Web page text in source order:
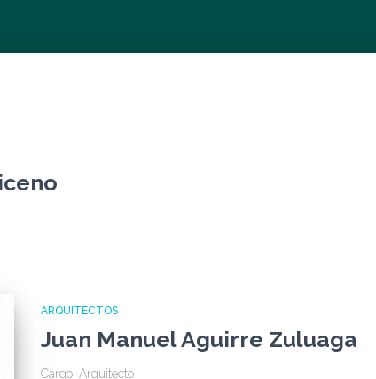
ARQUITECTOS
Juan Manuel Aguirre Zuluaga
Cargo: Arquitecto